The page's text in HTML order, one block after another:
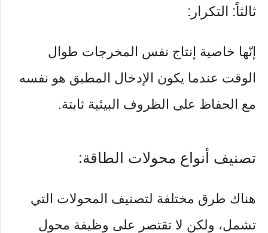
ثالثاً: التكرار:
إنّها خاصية إنتاج نفس المخرجات طوال
الوقت عندما يكون الإدخال المطبق هو نفسه
مع الحفاظ على الظروف البيئية ثابتة.
تصنيف أنواع محولات الطاقة:
هناك طرق مختلفة لتصنيف المحولات التي
تشمل، ولكن لا تقتصر على وظيفة محول